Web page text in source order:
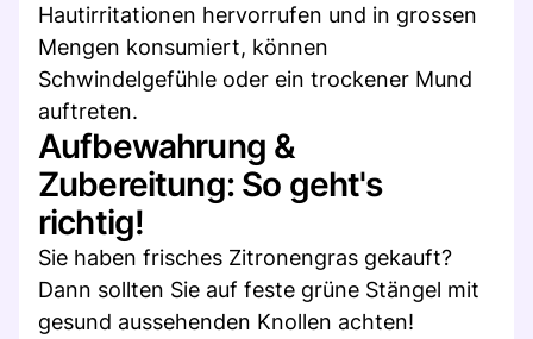
Hautirritationen hervorrufen und in grossen
Mengen konsumiert, können
Schwindelgefühle oder ein trockener Mund
auftreten.
Aufbewahrung &
Zubereitung: So geht's
richtig!
Sie haben frisches Zitronengras gekauft?
Dann sollten Sie auf feste grüne Stängel mit
gesund aussehenden Knollen achten!